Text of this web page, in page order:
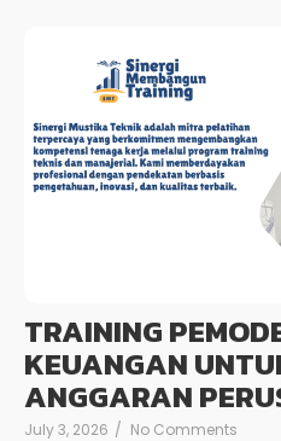
TRAINING
KEUANGAN
ANGGARAN
July 3, 2026 / No Comments